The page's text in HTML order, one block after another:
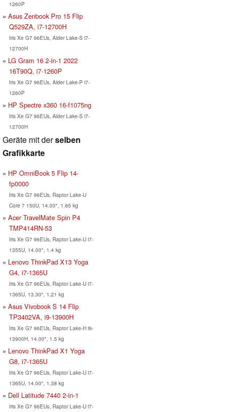
1260P
Asus Zenbook Pro 15 Flip
Q529ZA, i7-12700H
Iris Xe G7 96EUs, Alder Lake-S i7-
12700H
LG Gram 16 2-in-1 2022
16T90Q, i7-1260P
Iris Xe G7 96EUs, Alder Lake-P i7-
1260P
HP Spectre x360 16-f1075ng
Iris Xe G7 96EUs, Alder Lake-S i7-
12700H
Geräte mit derselben
Grafikkarte
HP OmniBook 5 Flip 14-
fp0000
Iris Xe G7 96EUs, Raptor Lake-U
Core 7 150U, 14.00", 1.65 kg
Acer TravelMate Spin P4
TMP414RN-53
Iris Xe G7 96EUs, Raptor Lake-U i7-
1355U, 14.00", 1.4 kg
Lenovo ThinkPad X13 Yoga
G4, i7-1365U
Iris Xe G7 96EUs, Raptor Lake-U i7-
1365U, 13.30", 1.21 kg
Asus Vivobook S 14 Flip
TP3402VA, i9-13900H
Iris Xe G7 96EUs, Raptor Lake-H i9-
13900H, 14.00", 1.5 kg
Lenovo ThinkPad X1 Yoga
G8, i7-1365U
Iris Xe G7 96EUs, Raptor Lake-U i7-
1365U, 14.00", 1.38 kg
Dell Latitude 7440 2-in-1
Iris Xe G7 96EUs, Raptor Lake-U i7-